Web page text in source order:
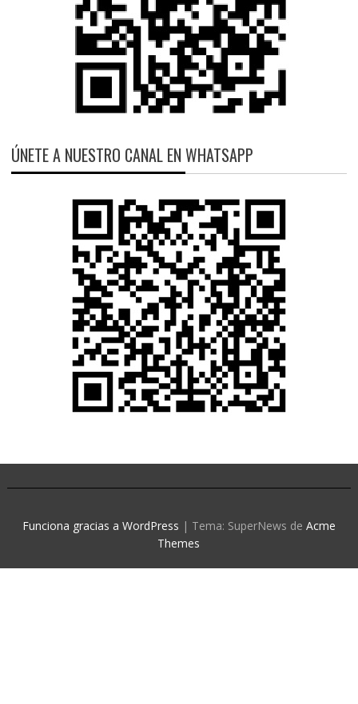
ÚNETE A NUESTRO CANAL EN WHATSAPP
Funciona gracias a WordPress | Tema: SuperNews de Acme
Themes